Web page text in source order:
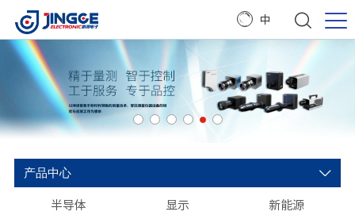
中
产品中心
半导体 显示 新能源